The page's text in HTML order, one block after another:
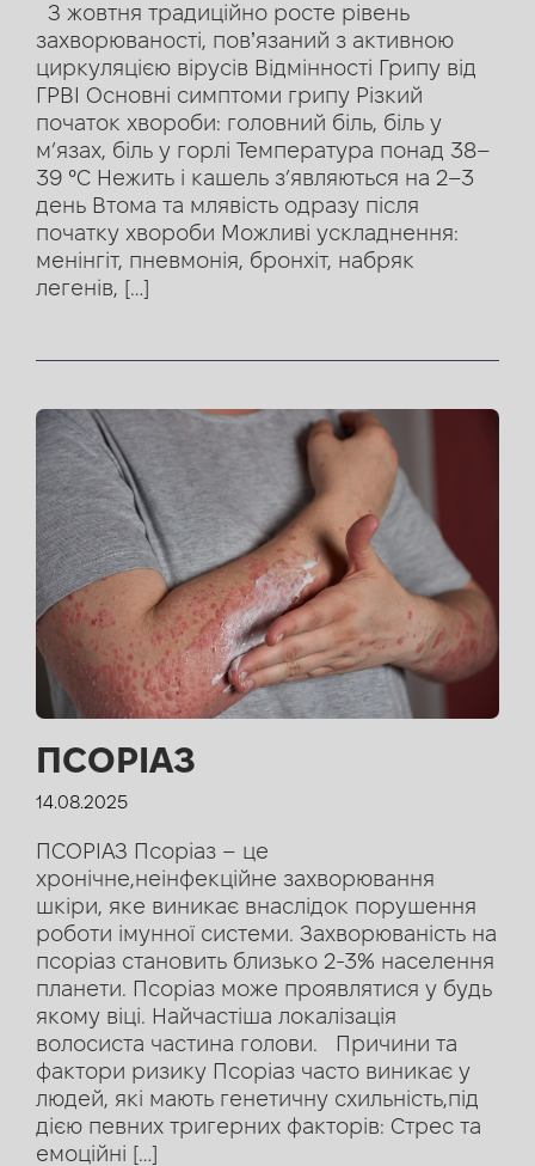
З жовтня традиційно росте рівень
захворюваності, повʼязаний з активною
циркуляцією вірусів Відмінності Грипу від
ГРВІ Основні симптоми грипу Різкий
початок хвороби: головний біль, біль у
м’язах, біль у горлі Температура понад 38–
39 °C Нежить і кашель з’являються на 2–3
день Втома та млявість одразу після
початку хвороби Можливі ускладнення:
менінгіт, пневмонія, бронхіт, набряк
легенів, […]
ПСОРІАЗ
14.08.2025
ПСОРІАЗ Псоріаз – це
хронічне,неінфекційне захворювання
шкіри, яке виникає внаслідок порушення
роботи імунної системи. Захворюваність на
псоріаз становить близько 2-3% населення
планети. Псоріаз може проявлятися у будь
якому віці. Найчастіша локалізація
волосиста частина голови. Причини та
фактори ризику Псоріаз часто виникає у
людей, які мають генетичну схильність,під
дією певних тригерних факторів: Стрес та
емоційні […]